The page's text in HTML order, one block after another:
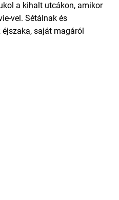
a kihalt utcákon, amikor
vel. Sétálnak és
éjszaka, saját magáról